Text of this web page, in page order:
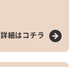
詳細はコチラ